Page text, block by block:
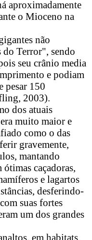
aproximadamente
o Mioceno na
não
do Terror", sendo
seu crânio media
e podiam
pesar 150
2003).
dos atuais
muito maior e
como o das
gravemente,
mantando
caçadoras,
e lagartos
desferindo-
suas fortes
um dos grandes
em habitats